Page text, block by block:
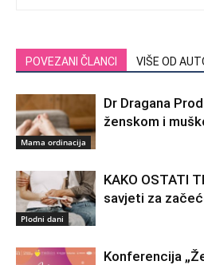
POVEZANI ČLANCI VIŠE OD
Mama ordinacija
Dr Dragana
ženskom i
Plodni dani
KAKO OSTATI
savjeti za
Konferencija